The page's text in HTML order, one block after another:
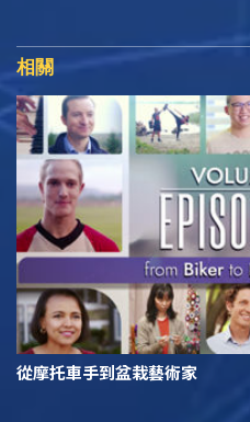
相關
從摩托車手到盆栽藝術家